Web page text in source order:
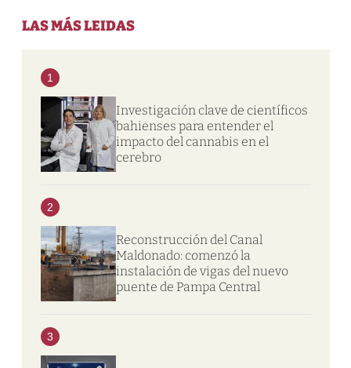
LAS MÁS LEIDAS
1
Investigación clave de científicos
bahienses para entender el
impacto del cannabis en el
cerebro
2
Reconstrucción del Canal
Maldonado: comenzó la
instalación de vigas del nuevo
puente de Pampa Central
3